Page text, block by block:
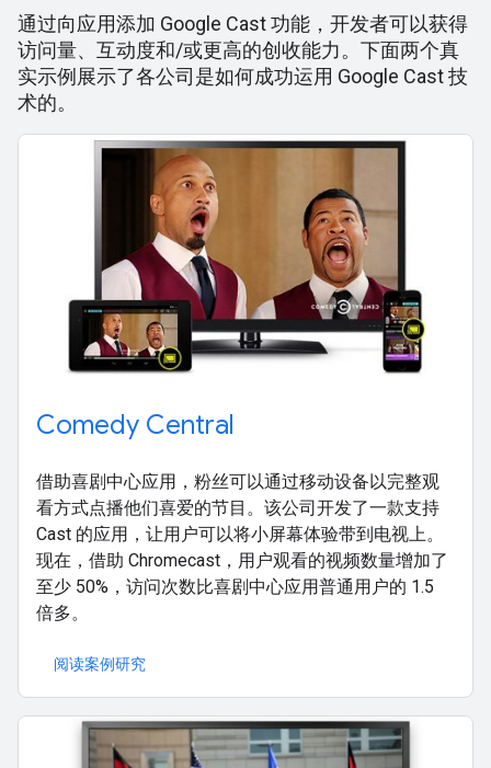
通过向应用添加 Google Cast 功能，开发者可以获得
访问量、互动度和/或更高的创收能力。下面两个真
实示例展示了各公司是如何成功运用 Google Cast 技
术的。
Comedy Central
借助喜剧中心应用，粉丝可以通过移动设备以完整观
看方式点播他们喜爱的节目。该公司开发了一款支持
Cast 的应用，让用户可以将小屏幕体验带到电视上。
现在，借助 Chromecast，用户观看的视频数量增加了
至少 50%，访问次数比喜剧中心应用普通用户的 1.5
倍多。
阅读案例研究